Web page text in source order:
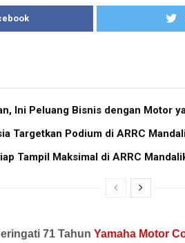
Ini Peluang Bisnis dengan Motor
Targetkan Podium di ARRC
Tampil Maksimal di ARRC
71 Tahun Yamaha Motor